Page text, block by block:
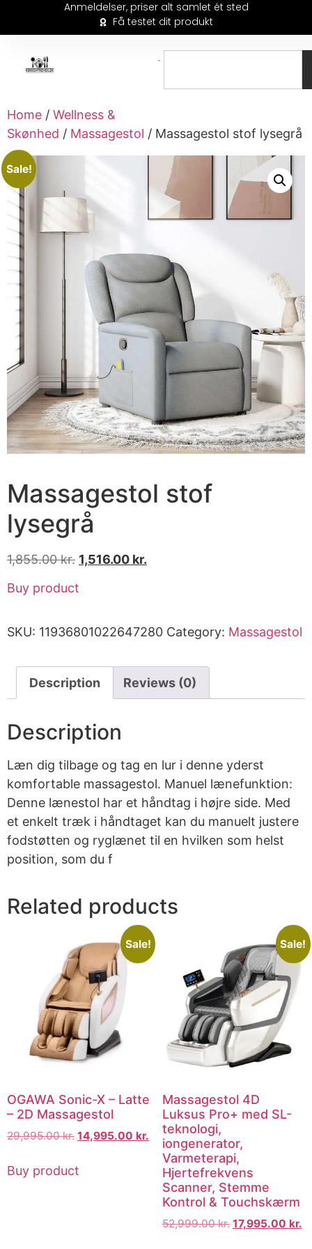
Anmeldelser, priser alt samlet ét sted
Få testet dit produkt
Home / Wellness &
Skønhed / Massagestol / Massagestol stof lysegrå
Sale!
Massagestol stof
lysegrå
1,855.00kr. 1,516.00 kr.
Buy product
SKU: 11936801022647280 Category: Massagestol
Description Reviews (0)
Description
Læn dig tilbage og tag en lur i denne yderst
komfortable massagestol. Manuel lænefunktion:
Denne lænestol har et håndtag i højre side. Med
et enkelt træk i håndtaget kan du manuelt justere
fodstøtten og ryglænet til en hvilken som helst
position, som du f
Related products
Sale!
OGAWA Sonic-X – Latte
– 2D Massagestol
29,995.00kr. 14,995.00 kr.
Buy product
Sale!
Massagestol 4D
Luksus Pro+ med SL-
teknologi,
iongenerator,
Varmeterapi,
Hjertefrekvens
Scanner, Stemme
Kontrol & Touchskærm
52,999.00kr. 17,995.00 kr.